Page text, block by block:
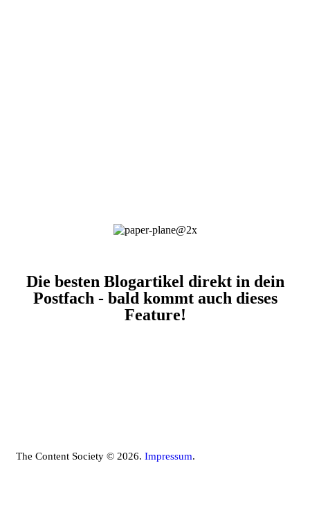
Die besten Blogartikel direkt in dein
Postfach - bald kommt auch dieses
Feature!
The Content Society © 2026. Impressum.